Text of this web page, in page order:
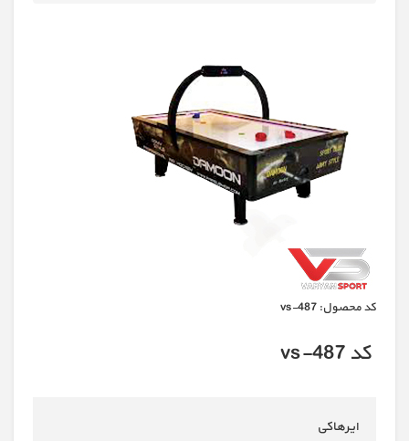
كد محصول: vs-487
کد vs-487
ایرهاکی